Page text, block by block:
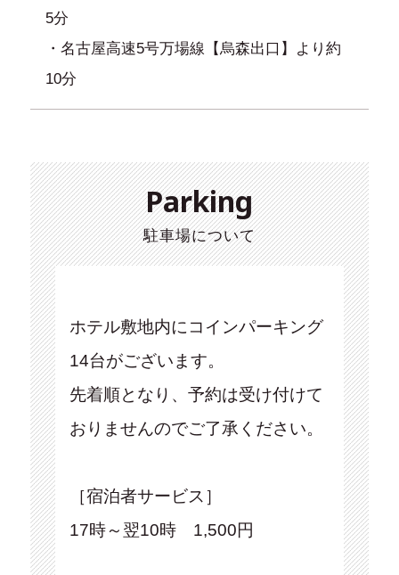
5分
・名古屋高速5号万場線【烏森出口】より約
10分
Parking
駐車場について
ホテル敷地内にコインパーキング
14台がございます。
先着順となり、予約は受け付けて
おりませんのでご了承ください。
［宿泊者サービス］
17時～翌10時 1,500円